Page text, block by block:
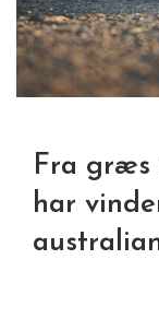
Fra græs
har